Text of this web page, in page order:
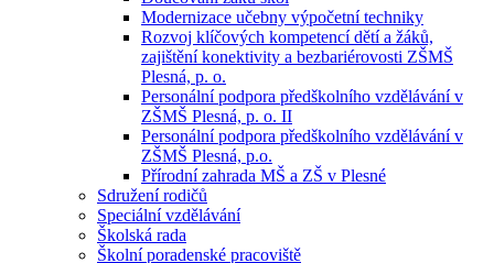
Modernizace učebny výpočetní techniky
Rozvoj klíčových kompetencí dětí a žáků,
zajištění konektivity a bezbariérovosti ZŠMŠ
Plesná, p. o.
Personální podpora předškolního vzdělávání v
ZŠMŠ Plesná, p. o. II
Personální podpora předškolního vzdělávání v
ZŠMŠ Plesná, p.o.
Přírodní zahrada MŠ a ZŠ v Plesné
Sdružení rodičů
Speciální vzdělávání
Školská rada
Školní poradenské pracoviště